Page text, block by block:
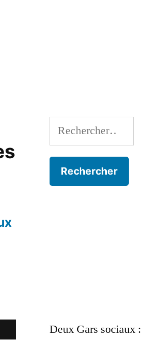
Rechercher :
Deux Gars sociaux :